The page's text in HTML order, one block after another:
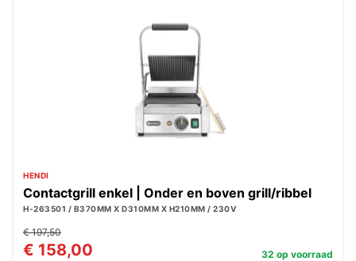
HENDI
Contactgrill enkel | Onder en boven grill/ribbel
H-263501 / B370MM X D310MM X H210MM / 230V
€ 197,50
€ 158,00 32 op voorraad